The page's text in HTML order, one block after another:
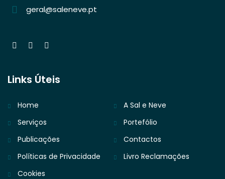
geral@saleneve.pt
Links Úteis
Home
A Sal e Neve
Serviços
Portefólio
Publicações
Contactos
Políticas de Privacidade
Livro Reclamações
Cookies